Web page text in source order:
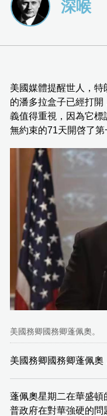
深喉
美國媒體提醒世人，
的潘多拉盒子已經打
義值得重視，因為它
無約束的71天開啓了第
美國務卿國務卿蓬佩奧。
美國務卿國務卿蓬佩奧
蓬佩奧星期二在華盛頓
普政府在對華強硬的問